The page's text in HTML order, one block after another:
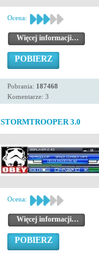
Ocena:
Więcej informacji…
POBIERZ
Pobrania: 187468
Komentarze: 3
STORMTROOPER 3.0
Ocena:
Więcej informacji…
POBIERZ